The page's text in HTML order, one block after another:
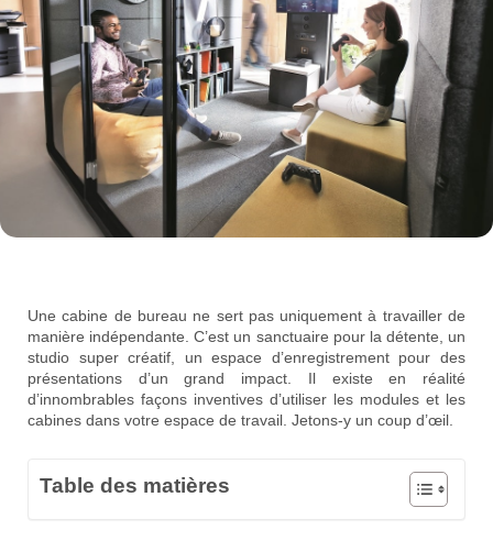
Une cabine de bureau ne sert pas uniquement à travailler de
manière indépendante. C’est un sanctuaire pour la détente, un
studio super créatif, un espace d’enregistrement pour des
présentations d’un grand impact. Il existe en réalité
d’innombrables façons inventives d’utiliser les modules et les
cabines dans votre espace de travail. Jetons-y un coup d’œil.
Table des matières